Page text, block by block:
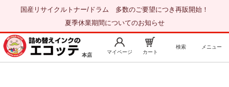
国産リサイクルトナー/ドラム 多数のご要望につき再販開始！
夏季休業期間についてのお知らせ
本店
マイページ カート
検索 メニュー